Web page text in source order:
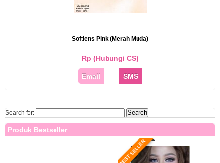
Softlens Pink (Merah Muda)
Rp (Hubungi CS)
Email SMS
Search for:
Produk Bestseller